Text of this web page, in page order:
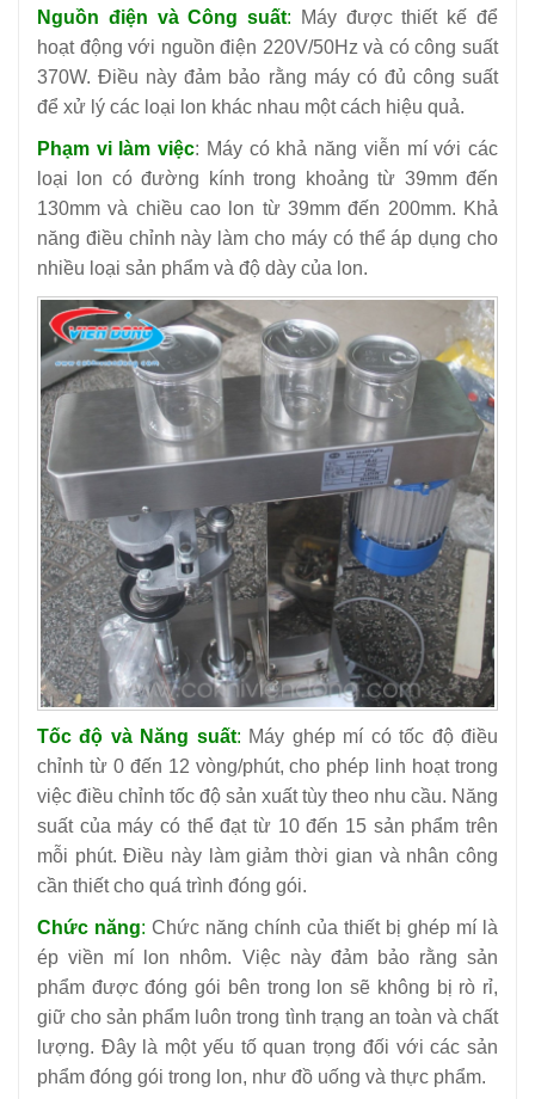
Nguồn điện và Công suất: Máy được thiết kế để
hoạt động với nguồn điện 220V/50Hz và có công suất
370W. Điều này đảm bảo rằng máy có đủ công suất
để xử lý các loại lon khác nhau một cách hiệu quả.
Phạm vi làm việc: Máy có khả năng viễn mí với các
loại lon có đường kính trong khoảng từ 39mm đến
130mm và chiều cao lon từ 39mm đến 200mm. Khả
năng điều chỉnh này làm cho máy có thể áp dụng cho
nhiều loại sản phẩm và độ dày của lon.
Tốc độ và Năng suất: Máy ghép mí có tốc độ điều
chỉnh từ 0 đến 12 vòng/phút, cho phép linh hoạt trong
việc điều chỉnh tốc độ sản xuất tùy theo nhu cầu. Năng
suất của máy có thể đạt từ 10 đến 15 sản phẩm trên
mỗi phút. Điều này làm giảm thời gian và nhân công
cần thiết cho quá trình đóng gói.
Chức năng: Chức năng chính của thiết bị ghép mí là
ép viền mí lon nhôm. Việc này đảm bảo rằng sản
phẩm được đóng gói bên trong lon sẽ không bị rò rỉ,
giữ cho sản phẩm luôn trong tình trạng an toàn và chất
lượng. Đây là một yếu tố quan trọng đối với các sản
phẩm đóng gói trong lon, như đồ uống và thực phẩm.